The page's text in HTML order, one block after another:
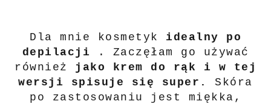
Dla mnie kosmetyk idealny po
depilacji
. Zaczęłam go używać
również jako krem do rąk i w tej
wersji spisuje się super.
Skóra
po zastosowaniu jest miękka,